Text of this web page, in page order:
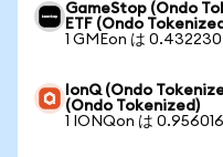
GameStop (Ondo
ETF (Ondo
1 GMEon は
IonQ (Ondo
(Ondo Tokenized)
1 IONQon は